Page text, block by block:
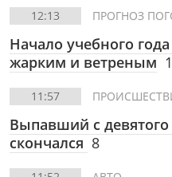
12:13 ПРОГНОЗ
Начало учебного
жарким и ветреным 1
11:57
Выпавший с
скончался 8